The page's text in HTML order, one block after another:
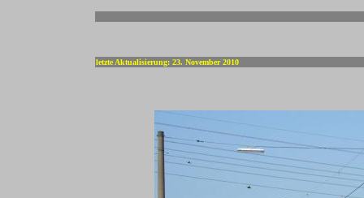
letzte Aktualisierung: 23. November 2010